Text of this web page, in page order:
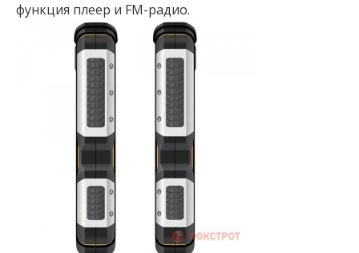
функция плеер и FM-радио.